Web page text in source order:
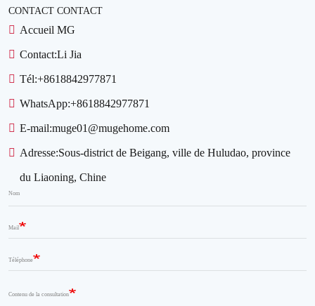
CONTACT CONTACT
Accueil MG
Contact:Li Jia
Tél:+8618842977871
WhatsApp:+8618842977871
E-mail:muge01@mugehome.com
Adresse:Sous-district de Beigang, ville de Huludao, province
du Liaoning, Chine
Nom
Mail
Téléphone
Contenu de la consultation